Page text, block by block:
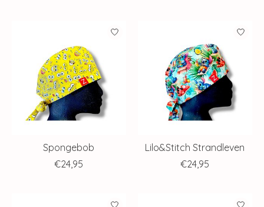
Spongebob
€24,95
Lilo&Stitch Strandleven
€24,95